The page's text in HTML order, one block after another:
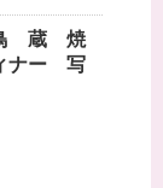
蔵 焼
ナー 写